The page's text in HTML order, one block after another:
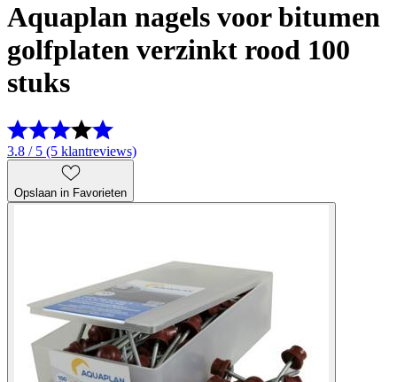
Aquaplan nagels voor bitumen
golfplaten verzinkt rood 100
stuks
3.8 / 5 (5 klantreviews)
Opslaan in Favorieten